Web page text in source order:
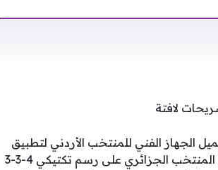
لافتة
الجهاز الفني للمنتخب الأردني لتطبيق
أسلوب 3-4-3 لتعزيز الدفاعات وتأمين المناطق الخلفية، في حين يعتمد المنتخب الجزائري على رسم تكتيكي 4-3-3